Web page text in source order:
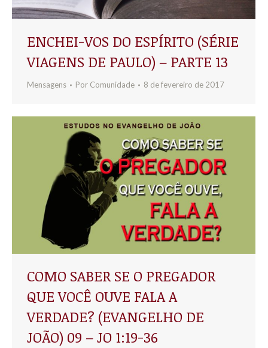
ENCHEI-VOS DO ESPÍRITO (SÉRIE
VIAGENS DE PAULO) – PARTE 13
Mensagens Por Comunidade 8 de fevereiro de 2017
COMO SABER SE O PREGADOR
QUE VOCÊ OUVE FALA A
VERDADE? (EVANGELHO DE
JOÃO) 09 – JO 1:19-36